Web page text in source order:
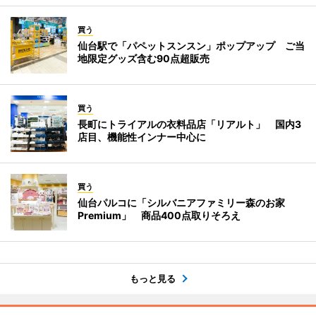
買う
仙台駅で「パペットスンスン」ポップアップ ご当
地限定グッズ含む90点超販売
買う
長町にトライアルの衣料品店「リアルト」 国内3
店目、機能性インナー中心に
買う
仙台パルコに「シルバニアファミリー森のお家
Premium」 商品400点取りそろえ
もっと見る